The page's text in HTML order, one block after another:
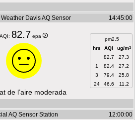
Weather Davis AQ Sensor 14:45:00
AQI: 82.7 epa
pm2.5
hrs
AQI ug/m3
82.7
27.3
1
82.4
27.2
3
79.4
25.8
24
46.6 11.2
de l’aire moderada
AQ Sensor Station 12:00:00